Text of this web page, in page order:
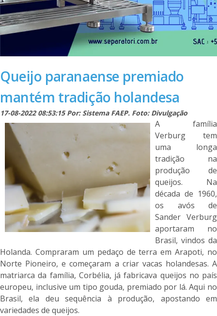
Queijo paranaense premiado
mantém tradição holandesa
17-08-2022 08:53:15 Por: Sistema FAEP. Foto: Divulgação
A família
Verburg tem
uma longa
tradição na
produção de
queijos. Na
década de 1960,
os avós de
Sander Verburg
aportaram no
Brasil, vindos da
Holanda. Compraram um pedaço de terra em Arapoti, no
Norte Pioneiro, e começaram a criar vacas holandesas. A
matriarca da família, Corbélia, já fabricava queijos no país
europeu, inclusive um tipo gouda, premiado por lá. Aqui no
Brasil, ela deu sequência à produção, apostando em
variedades de queijos.